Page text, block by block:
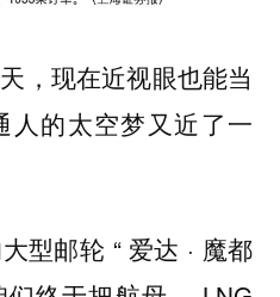
，现在近视眼也能当
人的太空梦又近了一
型邮轮 “ 爱达 · 魔都